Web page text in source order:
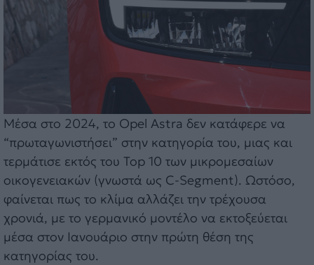
Μέσα στο 2024, το Opel Astra δεν κατάφερε να
“πρωταγωνιστήσει” στην κατηγορία του, μιας και
τερμάτισε εκτός του Top 10 των μικρομεσαίων
οικογενειακών (γνωστά ως C-Segment). Ωστόσο,
φαίνεται πως το κλίμα αλλάζει την τρέχουσα
χρονιά, με το γερμανικό μοντέλο να εκτοξεύεται
μέσα στον Ιανουάριο στην πρώτη θέση της
κατηγορίας του.